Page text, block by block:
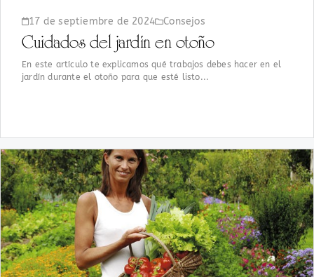
17 de septiembre de 2024 Consejos
Cuidados del jardín en otoño
En este artículo te explicamos qué trabajos debes hacer en el
jardín durante el otoño para que esté listo...